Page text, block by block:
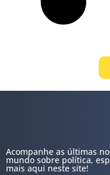
Acompanhe as últimas
mundo sobre política,
mais aqui neste site!